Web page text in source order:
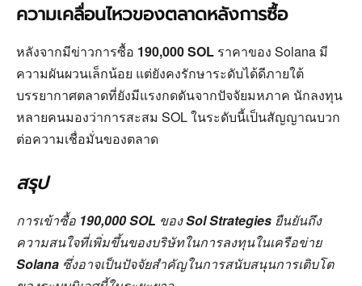
ความเคลื่อนไหวของตลาดหลังการซื้อ
หลังจากมีข่าวการซื้อ 190,000 SOL ราคาของ Solana มี
ความผันผวนเล็กน้อย แต่ยังคงรักษาระดับได้ดีภายใต้
บรรยากาศตลาดที่ยังมีแรงกดดันจากปัจจัยมหภาค นักลงทุน
หลายคนมองว่าการสะสม SOL ในระดับนี้เป็นสัญญาณบวก
ต่อความเชื่อมั่นของตลาด
สรุป
การเข้าซื้อ 190,000 SOL ของSol Strategies ยืนยันถึง
ความสนใจที่เพิ่มขึ้นของบริษัทในการลงทุนในเครือข่าย
Solana ซึ่งอาจเป็นปัจจัยสำคัญในการสนับสนุนการเติบโต